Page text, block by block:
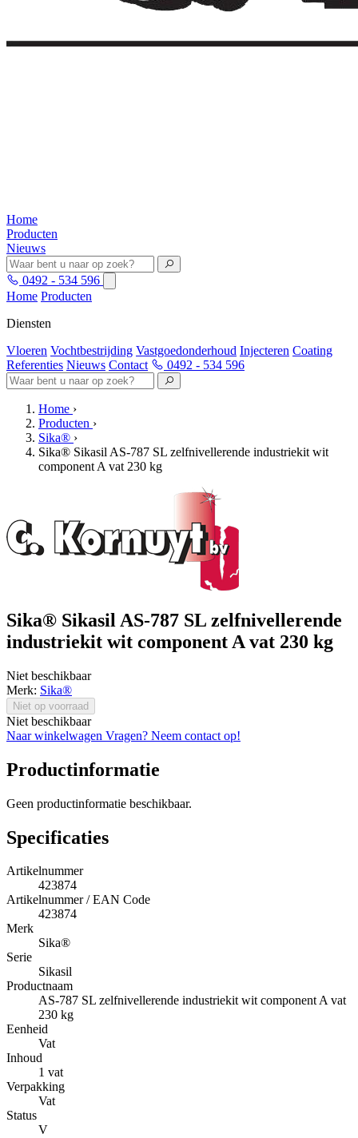
Home
Producten
Nieuws
0492 - 534 596
Home Producten
Diensten
Vloeren Vochtbestrijding Vastgoedonderhoud Injecteren Coating
Referenties Nieuws Contact 0492 - 534 596
Home ›
Producten ›
Sika® ›
Sika® Sikasil AS-787 SL zelfnivellerende industriekit wit
component A vat 230 kg
Sika® Sikasil AS-787 SL zelfnivellerende
industriekit wit component A vat 230 kg
Niet beschikbaar
Merk: Sika®
Niet op voorraad
Niet beschikbaar
Naar winkelwagen Vragen? Neem contact op!
Productinformatie
Geen productinformatie beschikbaar.
Specificaties
Artikelnummer
423874
Artikelnummer / EAN Code
423874
Merk
Sika®
Serie
Sikasil
Productnaam
AS-787 SL zelfnivellerende industriekit wit component A vat
230 kg
Eenheid
Vat
Inhoud
1 vat
Verpakking
Vat
Status
V